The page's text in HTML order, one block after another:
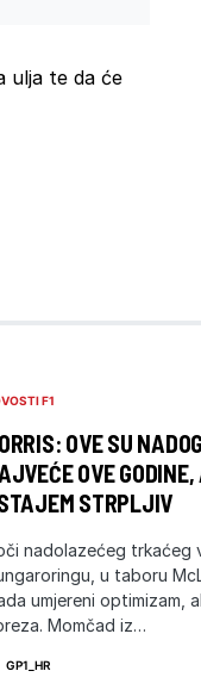
ulja te da će
F1
OVE SU
OVE
STRPLJIV
nadolazećeg trkaćeg
u taboru
umjereni optimizam,
Momčad iz…
GP1_HR